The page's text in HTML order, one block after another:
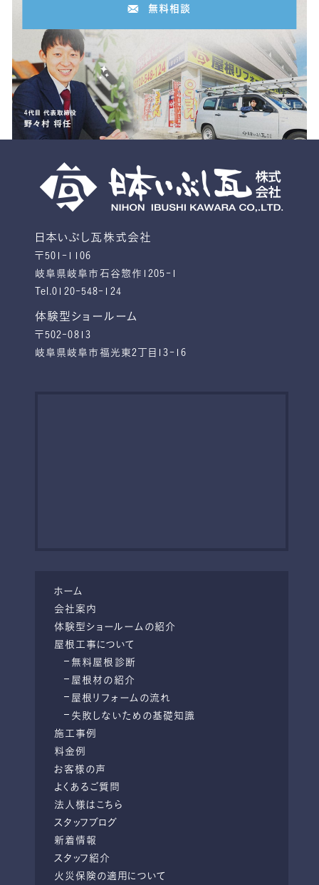
無料相談
日本いぶし瓦株式会社
〒501-1106
岐阜県岐阜市石谷惣作1205-1
Tel.0120-548-124
体験型ショールーム
〒502-0813
岐阜県岐阜市福光東2丁目13-16
ホーム
会社案内
体験型ショールームの紹介
屋根工事について
無料屋根診断
屋根材の紹介
屋根リフォームの流れ
失敗しないための基礎知識
施工事例
料金例
お客様の声
よくあるご質問
法人様はこちら
スタッフブログ
新着情報
スタッフ紹介
火災保険の適用について